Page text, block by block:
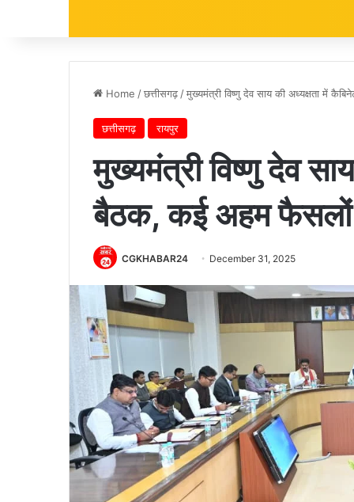
Home /छत्तीसगढ़ /मुख्यमंत्री विष्णु देव साय की अध्यक्षता में
छत्तीसगढ़ रायपुर
मुख्यमंत्री विष्णु देव
बैठक, कई अहम फैसलों
CGKHABAR24 December 31, 2025